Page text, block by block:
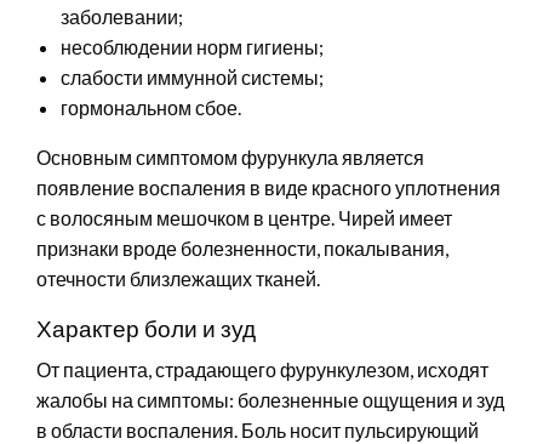
заболевании;
несоблюдении норм гигиены;
слабости иммунной системы;
гормональном сбое.
Основным симптомом фурункула является
появление воспаления в виде красного уплотнения
с волосяным мешочком в центре. Чирей имеет
признаки вроде болезненности, покалывания,
отечности близлежащих тканей.
Характер боли и зуд
От пациента, страдающего фурункулезом, исходят
жалобы на симптомы: болезненные ощущения и зуд
в области воспаления. Боль носит пульсирующий